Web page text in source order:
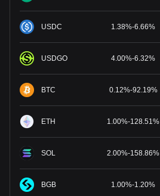
USDC 1.38%-6.66%
USDGO 4.00%-6.32%
BTC 0.12%-92.19%
ETH 1.00%-128.51 %
SOL 2.00%-158.86%
BGB 1.00%-1.20%